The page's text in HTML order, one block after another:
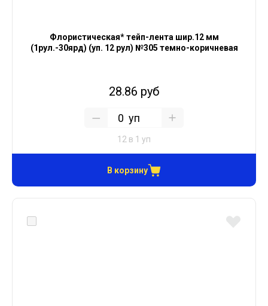
Флористическая* тейп-лента шир.12 мм
(1рул.-30ярд) (уп. 12 рул) №305 темно-коричневая
28.86 руб
уп
12 в 1 уп
В корзину